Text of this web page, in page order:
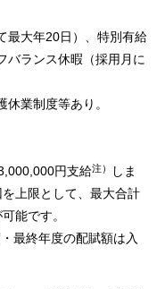
最大年20日）、特別有給
バランス休暇（採用月に
業制度等あり。
円支給注）
しま
上限として、最大合計
能です。
最終年度の配賦額は入